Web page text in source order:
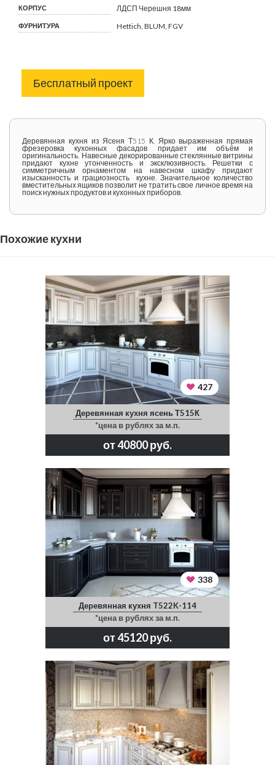
КОРПУС ЛДСП Черешня 18мм
ФУРНИТУРА Hettich, BLUM, FGV
Бесплатный проект
Деревянная кухня из Ясеня Т515 К. Ярко выраженная прямая
фрезеровка кухонных фасадов придает им объём и
оригинальность. Навесные декорированные стеклянные витрины
придают кухне утонченность и эксклюзивность. Решетки с
симметричным орнаментом на навесном шкафу придают
изысканность и грациозность кухне. Значительное количество
вместительных ящиков позволит не тратить свое личное время на
поиск нужных продуктов и кухонных приборов.
Похожие кухни
427
Деревянная кухня ясень Т515К
*цена в рублях за м.п.
от 40800 руб.
338
Деревянная кухня T522K-114
*цена в рублях за м.п.
от 45120 руб.